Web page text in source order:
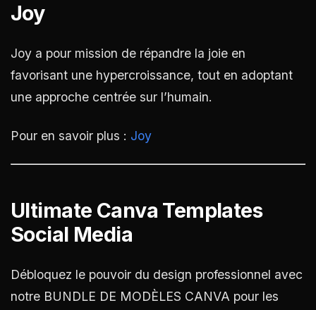
Joy
Joy a pour mission de répandre la joie en
favorisant une hypercroissance, tout en adoptant
une approche centrée sur l’humain.
Pour en savoir plus : Joy
Ultimate Canva Templates
Social Media
Débloquez le pouvoir du design professionnel avec
notre BUNDLE DE MODÈLES CANVA pour les